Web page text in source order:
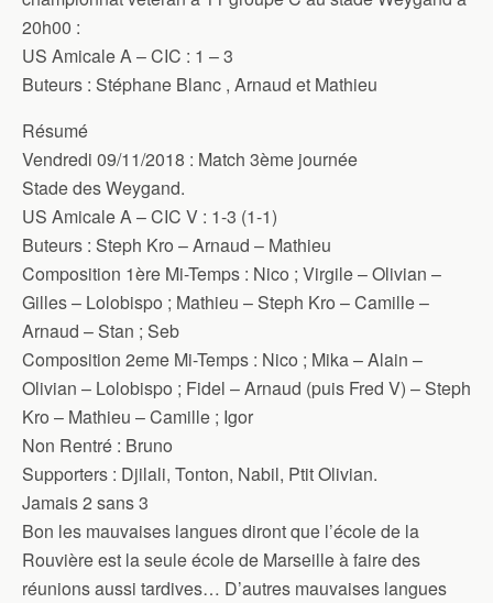
20h00 :
US Amicale A – CIC : 1 – 3
Buteurs : Stéphane Blanc , Arnaud et Mathieu
Résumé
Vendredi 09/11/2018 : Match 3ème journée
Stade des Weygand.
US Amicale A – CIC V : 1-3 (1-1)
Buteurs : Steph Kro – Arnaud – Mathieu
Composition 1ère Mi-Temps : Nico ; Virgile – Olivian –
Gilles – Lolobispo ; Mathieu – Steph Kro – Camille –
Arnaud – Stan ; Seb
Composition 2eme Mi-Temps : Nico ; Mika – Alain –
Olivian – Lolobispo ; Fidel – Arnaud (puis Fred V) – Steph
Kro – Mathieu – Camille ; Igor
Non Rentré : Bruno
Supporters : Djilali, Tonton, Nabil, Ptit Olivian.
Jamais 2 sans 3
Bon les mauvaises langues diront que l’école de la
Rouvière est la seule école de Marseille à faire des
réunions aussi tardives… D’autres mauvaises langues